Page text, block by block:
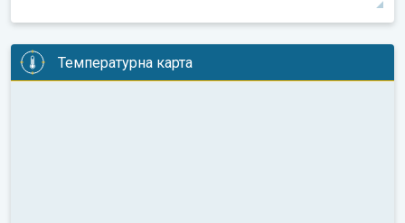
08:00
20°
Температурна карта